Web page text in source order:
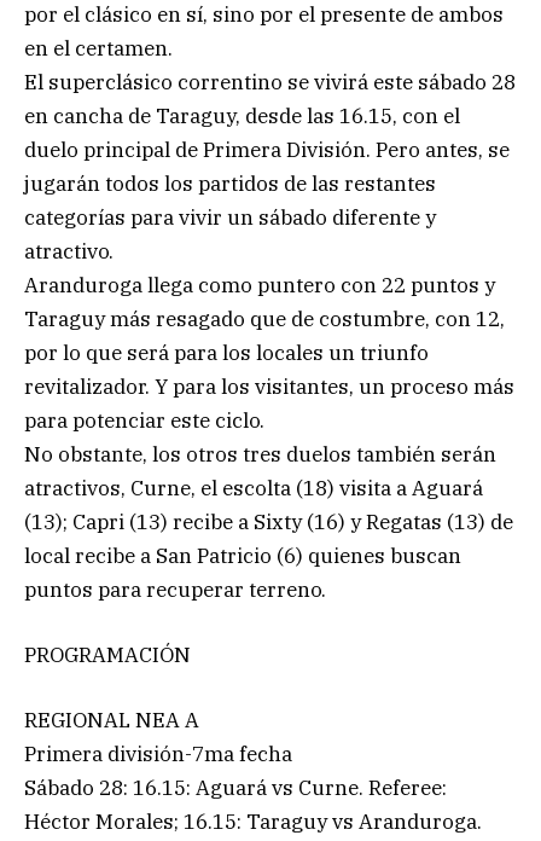
por el clásico en sí, sino por el presente de ambos
en el certamen.
El superclásico correntino se vivirá este sábado 28
en cancha de Taraguy, desde las 16.15, con el
duelo principal de Primera División. Pero antes, se
jugarán todos los partidos de las restantes
categorías para vivir un sábado diferente y
atractivo.
Aranduroga llega como puntero con 22 puntos y
Taraguy más resagado que de costumbre, con 12,
por lo que será para los locales un triunfo
revitalizador. Y para los visitantes, un proceso más
para potenciar este ciclo.
No obstante, los otros tres duelos también serán
atractivos, Curne, el escolta (18) visita a Aguará
(13); Capri (13) recibe a Sixty (16) y Regatas (13) de
local recibe a San Patricio (6) quienes buscan
puntos para recuperar terreno.
PROGRAMACIÓN
REGIONAL NEA A
Primera división-7ma fecha
Sábado 28: 16.15: Aguará vs Curne. Referee:
Héctor Morales; 16.15: Taraguy vs Aranduroga.